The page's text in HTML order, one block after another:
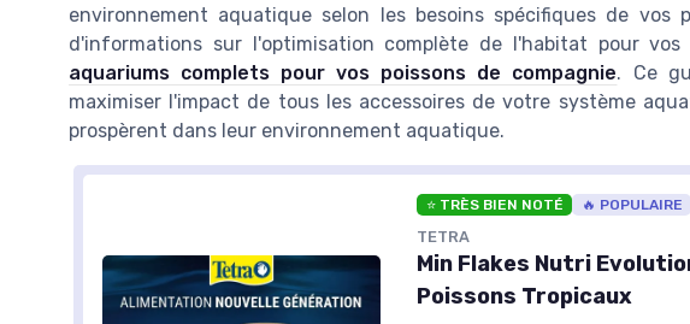
environnement aquatique selon les besoins spécifiques de vos
d'informations sur l'optimisation complète de l'habitat pour vos
aquariums complets pour vos poissons de compagnie. Ce
maximiser l'impact de tous les accessoires de votre système
prospèrent dans leur environnement aquatique.
⭐ TRÈS BIEN NOTÉ 🔥 POPULAIRE
TETRA
Min Flakes Nutri
Poissons Tropicaux